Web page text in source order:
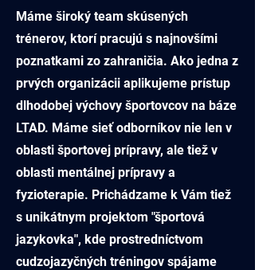
Máme široký team skúsených
trénerov, ktorí pracujú s najnovšími
poznatkami zo zahraničia. Ako jedna z
prvých organizácii aplikujeme prístup
dlhodobej výchovy športovcov na báze
LTAD. Máme sieť odborníkov nie len v
oblasti športovej prípravy, ale tiež v
oblasti mentálnej prípravy a
fyzioterapie. Prichádzame k Vám tiež
s unikátnym projektom "športová
jazykovka", kde prostredníctvom
cudzojazyčných tréningov spájame